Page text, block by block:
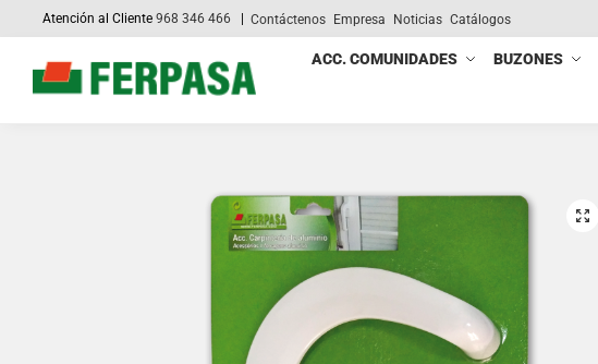
Atención al Cliente968 346 466 Contáctenos Empresa Noticias Catálogos
ACC. COMUNIDADES BUZONES
Search